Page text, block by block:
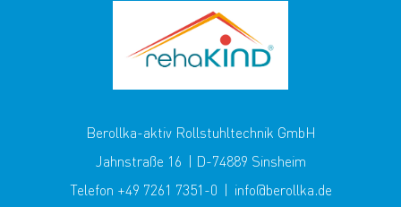
Berollka-aktiv Rollstuhltechnik GmbH
Jahnstraße 16 | D-74889 Sinsheim
Telefon +49 7261 7351-0 | info@berollka.de